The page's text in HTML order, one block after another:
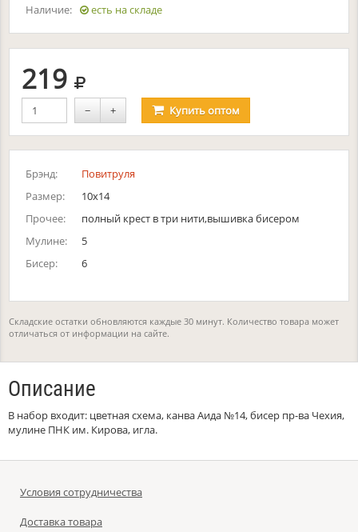
Наличие:
есть на складе
219 руб.
− + Купитьоптом
Брэнд:
Повитруля
Размер:
10х14
Прочее:
полный крест в три нити,вышивка бисером
Мулине:
5
Бисер:
6
Складские остатки обновляются каждые 30 минут. Количество товара может
отличаться от информации на сайте.
Описание
В набор входит: цветная схема, канва Аида №14, бисер пр-ва Чехия,
мулине ПНК им. Кирова, игла.
Условия сотрудничества
Доставка товара